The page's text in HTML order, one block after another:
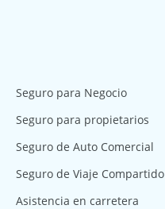
Seguro para Negocio
Seguro para propietarios
Seguro de Auto Comercial
Seguro de Viaje Compartido
Asistencia en carretera